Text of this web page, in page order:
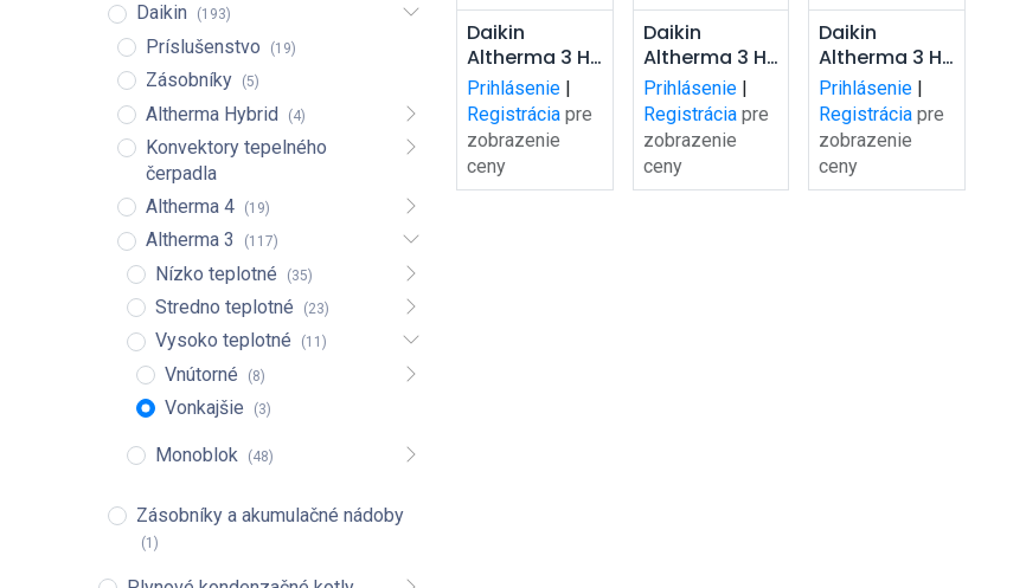
Daikin (193)
Príslušenstvo (19)
Zásobníky (5)
Altherma Hybrid (4)
Konvektory tepelného
čerpadla
Altherma 4
(19)
Altherma 3 (117)
Nízko teplotné (35)
Stredno teplotné (23)
Vysoko teplotné (11)
Vnútorné (8)
Vonkajšie (3)
Monoblok (48)
Zásobníky a akumulačné nádoby
(1)
Pridať do
košíka
Daikin
Altherma 3 H
HT
EPRA18DW17
hydro-split
Prihlásenie|
Registrácia pre
zobrazenie
ceny
Pridať do
košíka
Daikin
Altherma 3 H
HT
EPRA16DW17
hydro-split
Prihlásenie|
Registrácia pre
zobrazenie
ceny
Pridať do
košíka
Daikin
Altherma 3 H
HT
EPRA14DW17
hydro-split
Prihlásenie |
Registrácia pre
zobrazenie
ceny